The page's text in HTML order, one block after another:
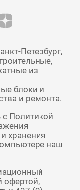
Петербург,
из
блоки и
и ремонта.
с Политикой
хранения
наш
офертой,